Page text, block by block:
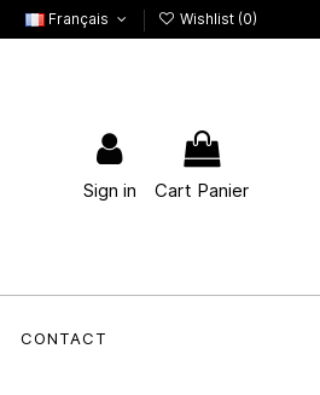
Français Wishlist (0)
Sign in Cart Panier
CONTACT